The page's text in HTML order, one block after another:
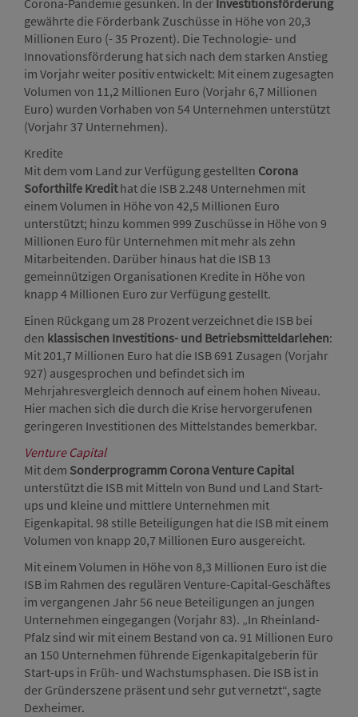
Corona-Pandemie gesunken. In der Investitionsförderung
gewährte die Förderbank Zuschüsse in Höhe von 20,3
Millionen Euro (- 35 Prozent). Die Technologie- und
Innovationsförderung hat sich nach dem starken Anstieg
im Vorjahr weiter positiv entwickelt: Mit einem zugesagten
Volumen von 11,2 Millionen Euro (Vorjahr 6,7 Millionen
Euro) wurden Vorhaben von 54 Unternehmen unterstützt
(Vorjahr 37 Unternehmen).
Kredite
Mit dem vom Land zur Verfügung gestellten Corona
Soforthilfe Kredithat die ISB 2.248 Unternehmen mit
einem Volumen in Höhe von 42,5 Millionen Euro
unterstützt; hinzu kommen 999 Zuschüsse in Höhe von 9
Millionen Euro für Unternehmen mit mehr als zehn
Mitarbeitenden. Darüber hinaus hat die ISB 13
gemeinnützigen Organisationen Kredite in Höhe von
knapp 4 Millionen Euro zur Verfügung gestellt.
Einen Rückgang um 28 Prozent verzeichnet die ISB bei
den klassischen Investitions- und Betriebsmitteldarlehen:
Mit 201,7 Millionen Euro hat die ISB 691 Zusagen (Vorjahr
927) ausgesprochen und befindet sich im
Mehrjahresvergleich dennoch auf einem hohen Niveau.
Hier machen sich die durch die Krise hervorgerufenen
geringeren Investitionen des Mittelstandes bemerkbar.
Venture Capital
Mit dem Sonderprogramm Corona Venture Capital
unterstützt die ISB mit Mitteln von Bund und Land Start-
ups und kleine und mittlere Unternehmen mit
Eigenkapital. 98 stille Beteiligungen hat die ISB mit einem
Volumen von knapp 20,7 Millionen Euro ausgereicht.
Mit einem Volumen in Höhe von 8,3 Millionen Euro ist die
ISB im Rahmen des regulären Venture-Capital-Geschäftes
im vergangenen Jahr 56 neue Beteiligungen an jungen
Unternehmen eingegangen (Vorjahr 83). „In Rheinland-
Pfalz sind wir mit einem Bestand von ca. 91 Millionen Euro
an 150 Unternehmen führende Eigenkapitalgeberin für
Start-ups in Früh- und Wachstumsphasen. Die ISB ist in
der Gründerszene präsent und sehr gut vernetzt“, sagte
Dexheimer.